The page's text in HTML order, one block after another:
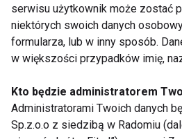
Białe zęby
serwisu użytkownik może zostać
niektórych swoich danych
formularza, lub w inny sposób.
w większości przypadków imię,
Kto będzie administratorem
Administratorami Twoich danych
Sp.z.o.o z siedzibą w Radomiu